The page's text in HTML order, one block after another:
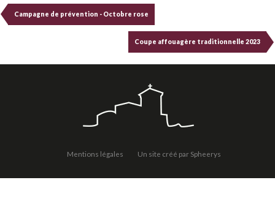
Campagne de prévention - Octobre rose
Coupe affouagère traditionnelle 2023
Mentions légales Un site créé par Spheerys